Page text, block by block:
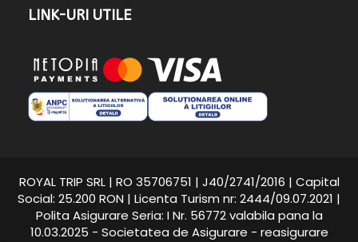
LINK-URI UTILE
ROYAL TRIP SRL | RO 35706751 | J40/2741/2016 | Capital
Social: 25.200 RON | Licenta Turism nr: 2444/09.07.2021 |
Polita Asigurare Seria: I Nr. 56772 valabila pana la
10.03.2025 - Societatea de Asigurare - reasigurare